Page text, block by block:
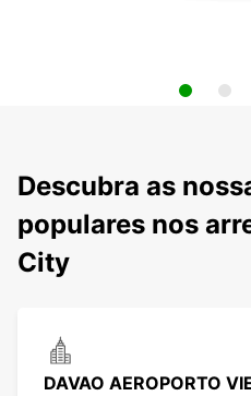
Descubra as
populares nos
City
DAVAO AEROPORTO